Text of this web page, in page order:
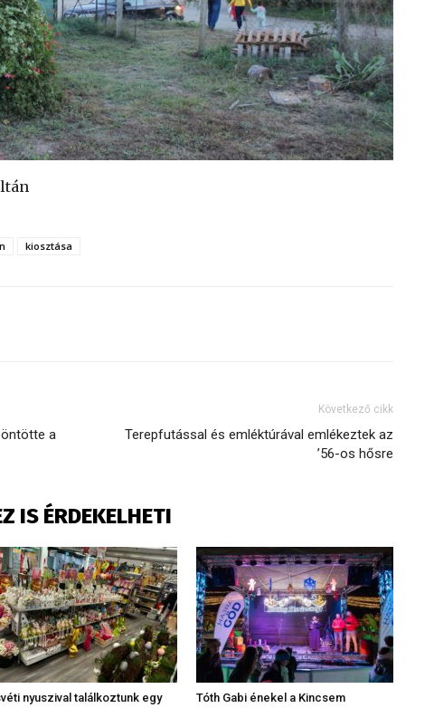
kiosztása
a
Következő cikk
Terepfutással és emléktúrával emlékeztek az
’56-os hősre
IS ÉRDEKELHETI
nyuszival találkoztunk egy
Tóth Gabi énekel a Kincsem